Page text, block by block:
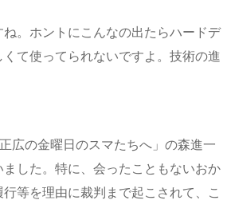
。ホントにこんなの出たらハードデ
くて使ってられないですよ。技術の進
広の金曜日のスマたちへ」の森進一
した。特に、会ったこともないおか
等を理由に裁判まで起こされて、こ